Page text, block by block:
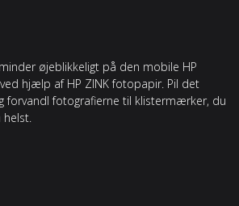
øjeblikkeligt på den mobile HP
hjælp af HP ZINK fotopapir. Pil det
forvandl fotografierne til klistermærker, du
helst.